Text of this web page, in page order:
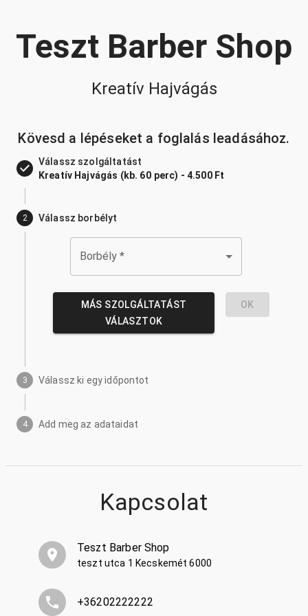
Teszt Barber Shop
Kreatív Hajvágás
Kövesd a lépéseket a foglalás leadásához.
Válassz szolgáltatást
Kreatív Hajvágás (kb. 60 perc) - 4.500 Ft
2 Válassz borbélyt
Borbély *
MÁS SZOLGÁLTATÁST
VÁLASZTOK
OK
3 Válassz ki egy időpontot
4 Add meg az adataidat
Kapcsolat
Teszt Barber Shop
teszt utca 1 Kecskemét 6000
+36202222222